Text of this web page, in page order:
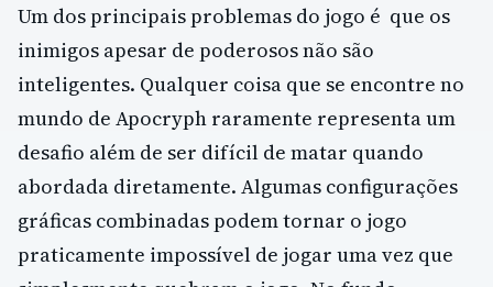
Um dos principais problemas do jogo é que os
inimigos apesar de poderosos não são
inteligentes. Qualquer coisa que se encontre no
mundo de Apocryph raramente representa um
desafio além de ser difícil de matar quando
abordada diretamente. Algumas configurações
gráficas combinadas podem tornar o jogo
praticamente impossível de jogar uma vez que